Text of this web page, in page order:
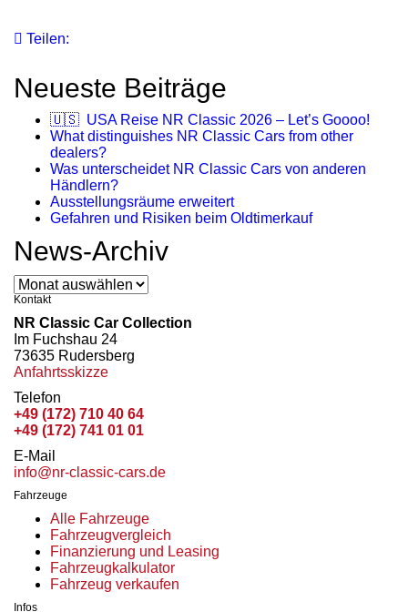
Teilen:
Neueste Beiträge
🇺🇸 USA Reise NR Classic 2026 – Let’s Goooo!
What distinguishes NR Classic Cars from other
dealers?
Was unterscheidet NR Classic Cars von anderen
Händlern?
Ausstellungsräume erweitert
Gefahren und Risiken beim Oldtimerkauf
News-Archiv
News-
Archiv
Kontakt
NR Classic Car Collection
Im Fuchshau 24
73635 Rudersberg
Anfahrtsskizze
Telefon
+49 (172) 710 40 64
+49 (172) 741 01 01
E-Mail
info@nr-classic-cars.de
Fahrzeuge
Alle Fahrzeuge
Fahrzeugvergleich
Finanzierung und Leasing
Fahrzeugkalkulator
Fahrzeug verkaufen
Infos